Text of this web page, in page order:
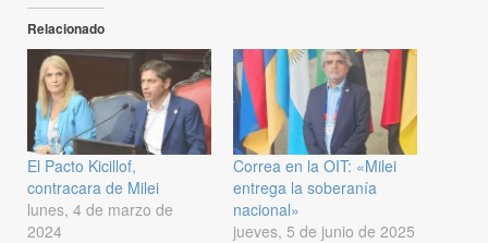
Relacionado
El Pacto Kicillof,
contracara de Milei
lunes, 4 de marzo de
2024
Correa en la OIT: «Milei
entrega la soberanía
nacional»
jueves, 5 de junio de 2025